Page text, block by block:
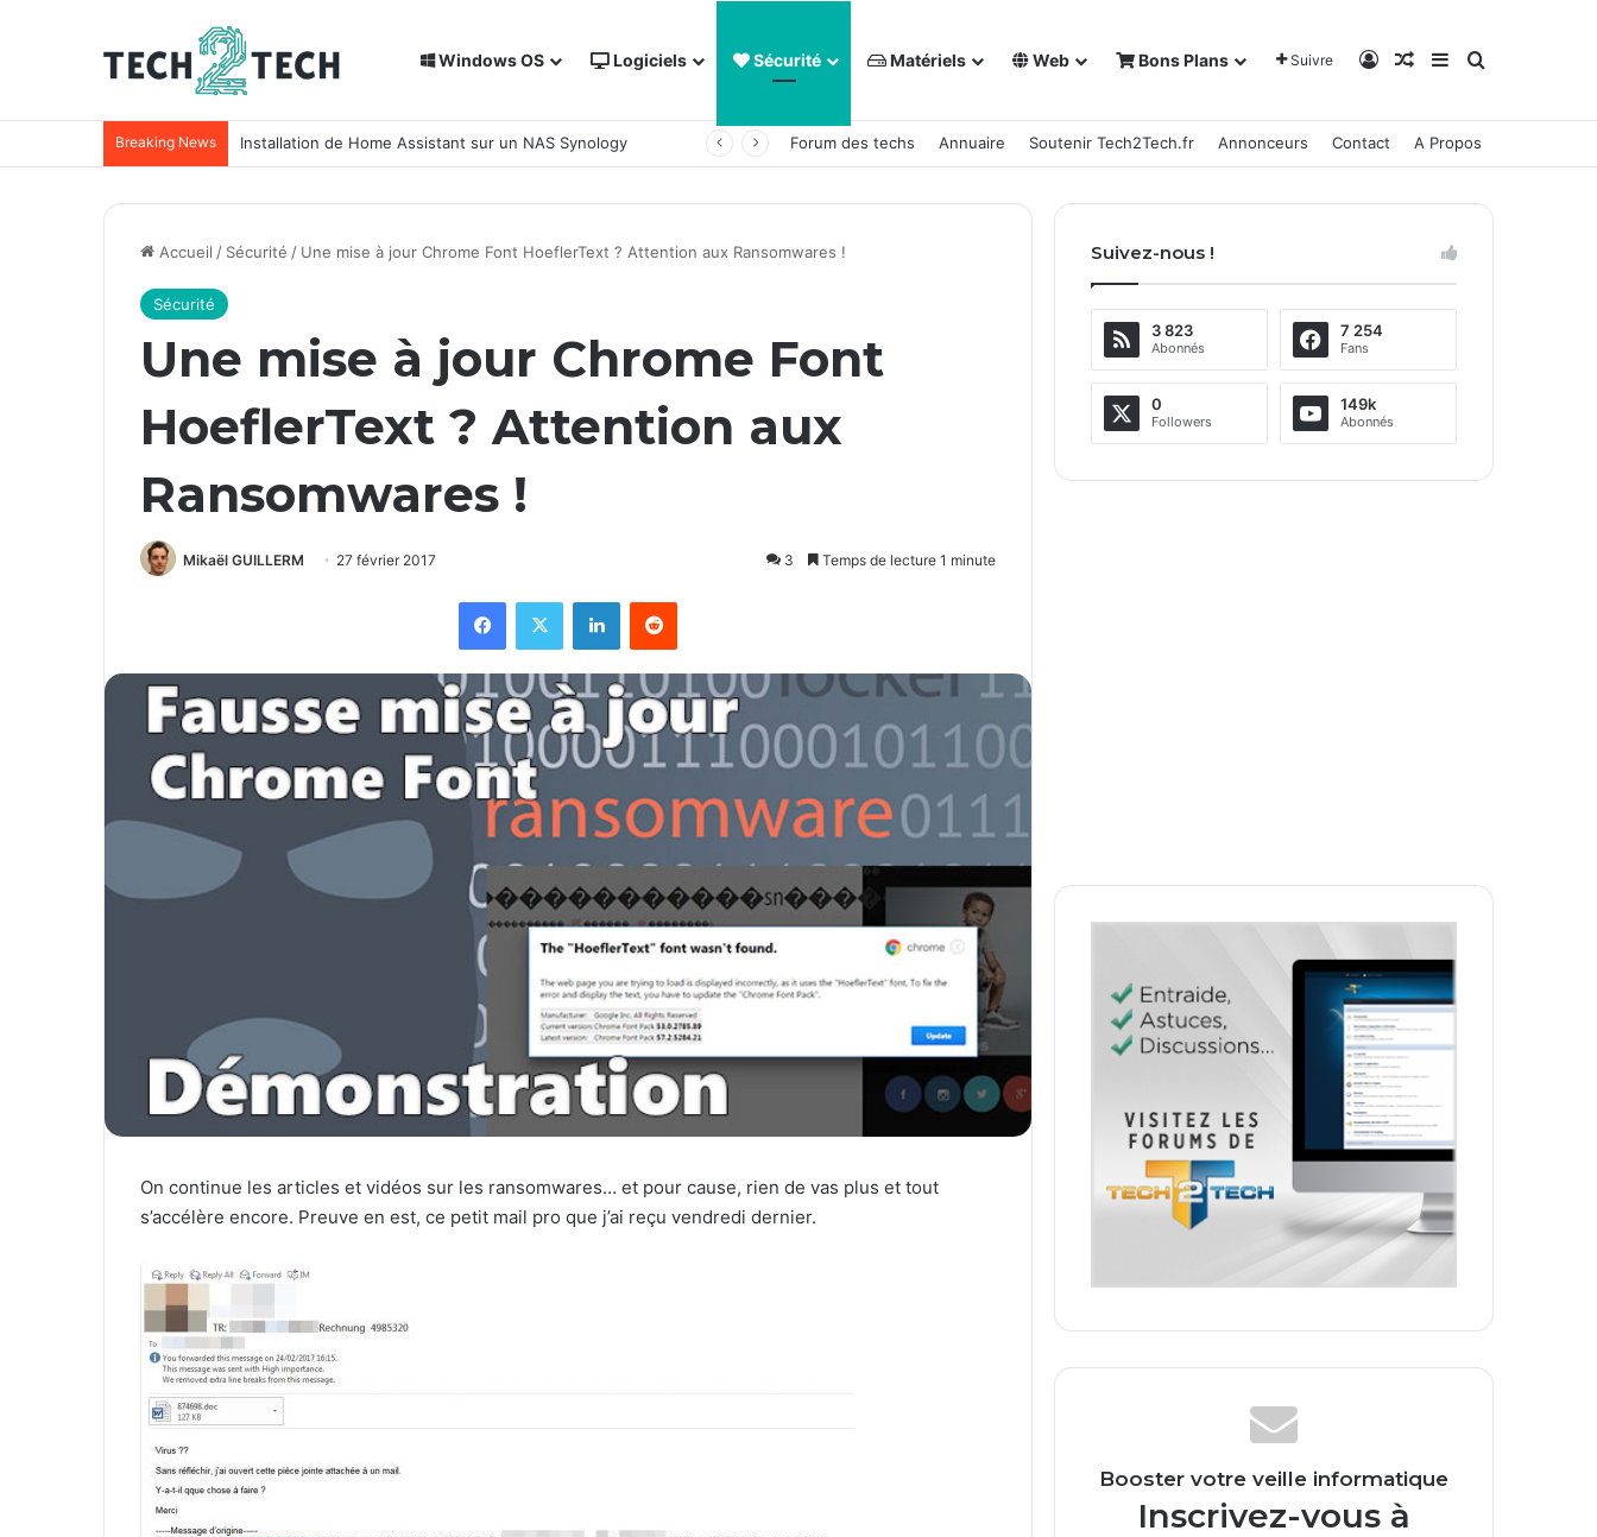
Windows OS Logiciels Sécurité Matériels Web Bons Plans Suivre Connexion
Article Aléatoire
Sidebar (barre
Rechercher
Breaking News Installation de Home Assistant sur un NAS Synology Forum des techs Annuaire Soutenir Tech2Tech.fr Annonceurs Contact A Propos
Accueil / Sécurité / Une mise à jour Chrome Font HoeflerText ? Attention aux Ransomwares !
Sécurité
Une mise à jour Chrome Font
HoeflerText ? Attention aux
Ransomwares !
Mikaël GUILLERM 27 février 2017 3 Temps de lecture 1 minute
On continue les articles et vidéos sur les ransomwares… et pour cause, rien de vas plus et tout
s’accélère encore. Preuve en est, ce petit mail pro que j’ai reçu vendredi dernier.
Suivez-nous !
3 823
Abonnés
7 254
Fans
0
Followers
149k
Abonnés
Booster votre veille informatique
Inscrivez-vous à